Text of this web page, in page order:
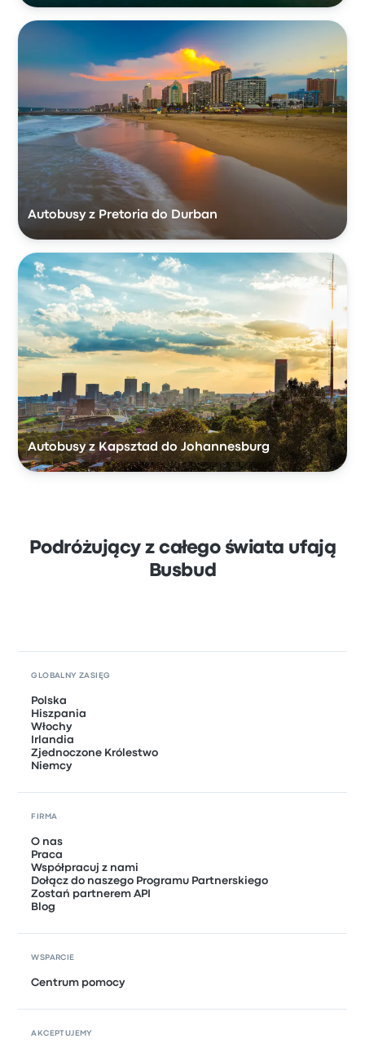
Autobusy z Pretoria do Durban
Autobusy z Kapsztad do Johannesburg
Podróżujący z całego świata ufają
Busbud
GLOBALNY ZASIĘG
Polska
Hiszpania
Włochy
Irlandia
Zjednoczone Królestwo
Niemcy
FIRMA
O nas
Praca
Współpracuj z nami
Dołącz do naszego Programu Partnerskiego
Zostań partnerem API
Blog
WSPARCIE
Centrum pomocy
AKCEPTUJEMY